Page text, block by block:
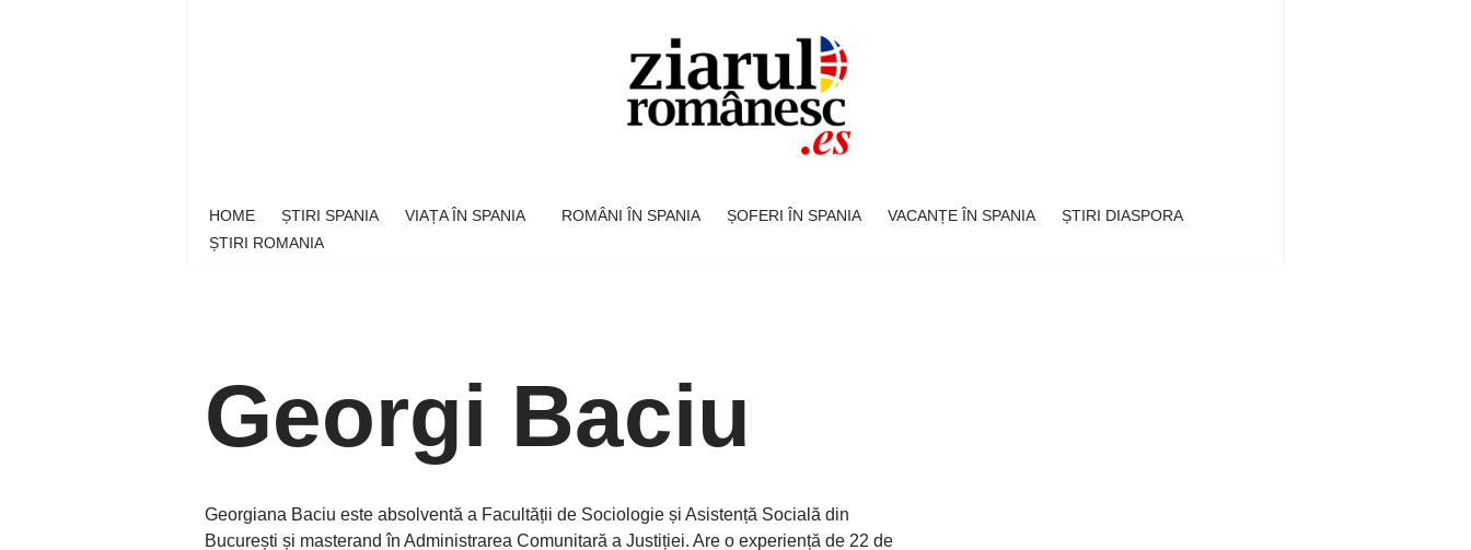
HOME ȘTIRI SPANIA VIAȚA ÎN SPANIA ROMÂNI ÎN SPANIA ȘOFERI ÎN SPANIA VACANȚE ÎN SPANIA
ȘTIRI DIASPORA
ȘTIRI ROMANIA
Georgi Baciu
Georgiana Baciu este absolventă a Facultății de Sociologie și Asistență Socială din
București și masterand în Administrarea Comunitară a Justiției. Are o experiență de 22 de